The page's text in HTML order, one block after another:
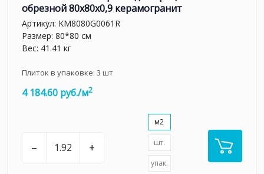
обрезной 80x80x0,9 керамогранит
Артикул: KM8080G0061R
Размер: 80*80 см
Вес: 41.41 кг
Плиток в упаковке: 3 шт
4 184.60 руб./м2
– +
м2
шт.
упак.